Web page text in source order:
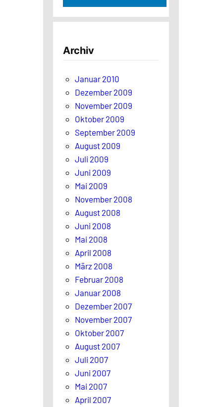
Archiv
Januar 2010
Dezember 2009
November 2009
Oktober 2009
September 2009
August 2009
Juli 2009
Juni 2009
Mai 2009
November 2008
August 2008
Juni 2008
Mai 2008
April 2008
März 2008
Februar 2008
Januar 2008
Dezember 2007
November 2007
Oktober 2007
August 2007
Juli 2007
Juni 2007
Mai 2007
April 2007